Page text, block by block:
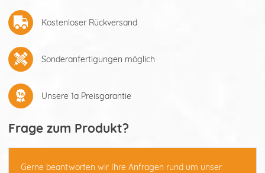
Kostenloser Rückversand
Sonderanfertigungen möglich
Unsere 1a Preisgarantie
Frage zum Produkt?
Gerne beantworten wir Ihre Anfragen rund um unser